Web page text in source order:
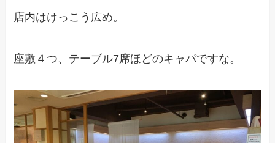
店内はけっこう広め。
座敷４つ、テーブル7席ほどのキャパですな。